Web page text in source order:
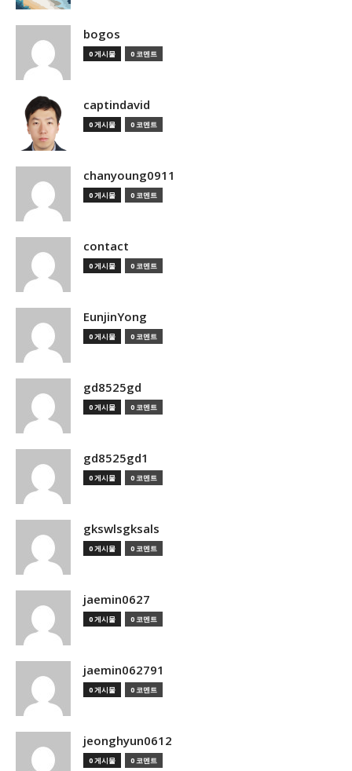
bogos
0 게시물 0 코멘트
captindavid
0 게시물 0 코멘트
chanyoung0911
0 게시물 0 코멘트
contact
0 게시물 0 코멘트
EunjinYong
0 게시물 0 코멘트
gd8525gd
0 게시물 0 코멘트
gd8525gd1
0 게시물 0 코멘트
gkswlsgksals
0 게시물 0 코멘트
jaemin0627
0 게시물 0 코멘트
jaemin062791
0 게시물 0 코멘트
jeonghyun0612
0 게시물 0 코멘트